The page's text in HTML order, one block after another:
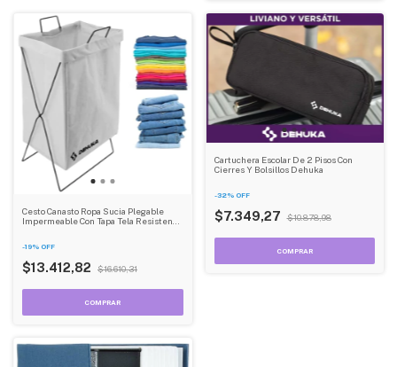
Cesto Canasto Ropa Sucia Plegable
Impermeable Con Tapa Tela Resistente
-19% OFF
$13.412,82 $16.610,31
Cartuchera Escolar De 2 Pisos Con
Cierres Y Bolsillos Dehuka
-32% OFF
$7.349,27 $10.878,98